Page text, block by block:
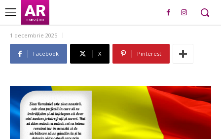
AR
ROBO ȘTIRI
1 decembrie 2025
Facebook X Pinterest